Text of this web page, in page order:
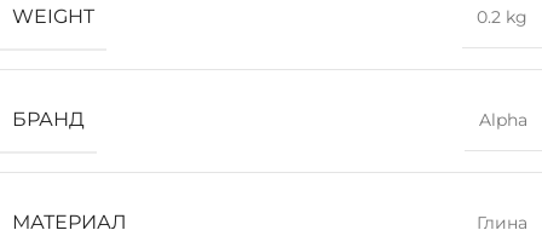
WEIGHT
0.2 kg
БРАНД Alpha
МАТЕРИАЛ Глина